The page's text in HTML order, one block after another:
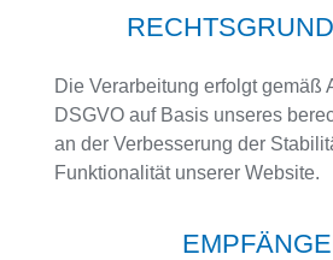
Die Verarbeitung erfolgt gemäß
DSGVO auf Basis unseres
an der Verbesserung der
Funktionalität unserer Website.